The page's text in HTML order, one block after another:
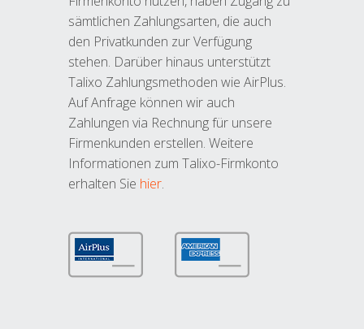
sämtlichen Zahlungsarten, die auch
den Privatkunden zur Verfügung
stehen. Darüber hinaus unterstützt
Talixo Zahlungsmethoden wie AirPlus.
Auf Anfrage können wir auch
Zahlungen via Rechnung für unsere
Firmenkunden erstellen. Weitere
Informationen zum Talixo-Firmkonto
erhalten Sie hier.